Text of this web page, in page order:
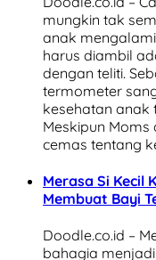
mungkin tak
anak
harus diambil
dengan teliti.
termometer
kesehatan anak
Meskipun
cemas tentang
Merasa Si Kecil
Membuat Bayi
Doodle.co.id –
bahagia